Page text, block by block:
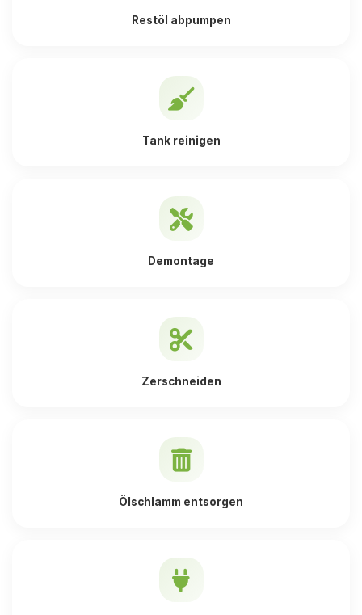
Restöl abpumpen
Tank reinigen
Demontage
Zerschneiden
Ölschlamm entsorgen